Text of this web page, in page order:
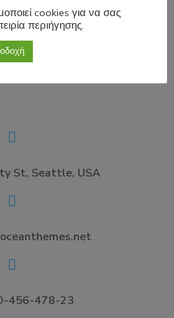
St, Seattle, USA
456-478-23
cookies για να σας
περιήγησης.